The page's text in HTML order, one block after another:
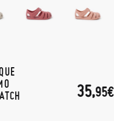
35,95€